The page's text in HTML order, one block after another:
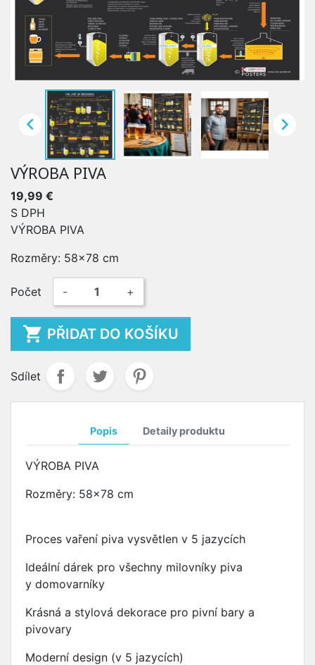
 
VÝROBA PIVA
19,99 €
S DPH
VÝROBA PIVA
Rozměry: 58x78 cm
Počet - +
 PŘIDAT DO KOŠÍKU
Sdílet
Popis Detaily produktu
VÝROBA PIVA
Rozměry: 58x78 cm
Proces vaření piva vysvětlen v 5 jazycích
Ideální dárek pro všechny milovníky piva
y domovarníky
Krásná a stylová dekorace pro pivní bary a
pivovary
Moderní design (v 5 jazycích)